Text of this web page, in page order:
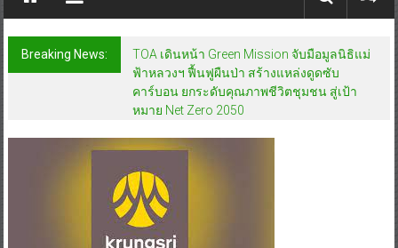
Breaking News:
TOA เดินหน้า Green Mission จับมือมูลนิธิแม่
ฟ้าหลวงฯ ฟื้นฟูผืนป่า สร้างแหล่งดูดซับ
คาร์บอน ยกระดับคุณภาพชีวิตชุมชน สู่เป้า
หมาย Net Zero 2050